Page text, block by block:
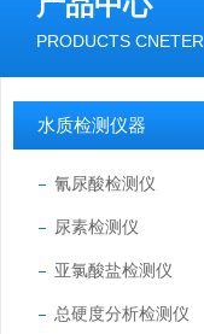
PRODUCTS CNETER
水质检测仪器
氰尿酸检测仪
尿素检测仪
亚氯酸盐检测仪
总硬度分析检测仪